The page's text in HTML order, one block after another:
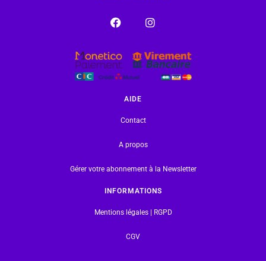
AIDE
Contact
A propos
Gérer votre abonnement à la Newsletter
INFORMATIONS
Mentions légales | RGPD
CGV